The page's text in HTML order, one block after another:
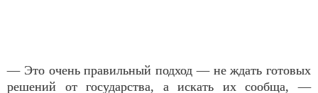
— Это очень правильный подход — не ждать готовых
решений от государства, а искать их сообща, —